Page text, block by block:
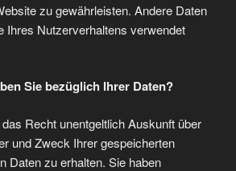
zu gewährleisten. Andere Daten
Ihres Nutzerverhaltens verwendet
Sie bezüglich Ihrer Daten?
Recht unentgeltlich Auskunft über
und Zweck Ihrer gespeicherten
Daten zu erhalten. Sie haben